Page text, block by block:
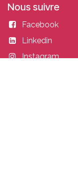
Nous suivre
Facebook
Linkedin
Instagram